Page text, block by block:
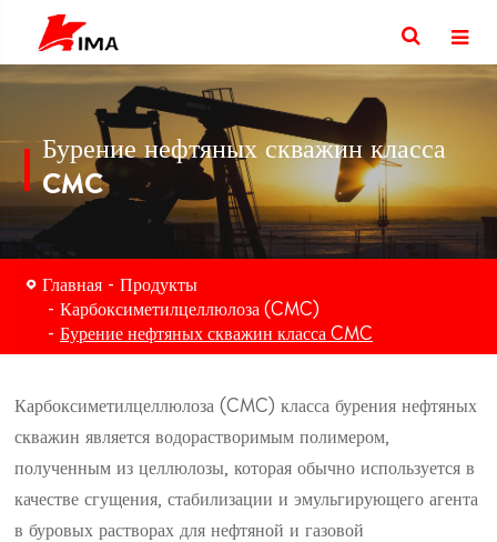
Бурение нефтяных скважин класса
CMC
Главная
Продукты
Карбоксиметилцеллюлоза (CMC)
Бурение нефтяных скважин класса CMC
Карбоксиметилцеллюлоза (CMC) класса бурения нефтяных
скважин является водорастворимым полимером,
полученным из целлюлозы, которая обычно используется в
качестве сгущения, стабилизации и эмульгирующего агента
в буровых растворах для нефтяной и газовой